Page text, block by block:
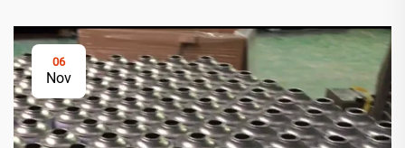
06
Nov